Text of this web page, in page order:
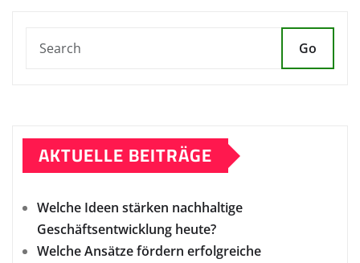
Go
AKTUELLE BEITRÄGE
Welche Ideen stärken nachhaltige
Geschäftsentwicklung heute?
Welche Ansätze fördern erfolgreiche